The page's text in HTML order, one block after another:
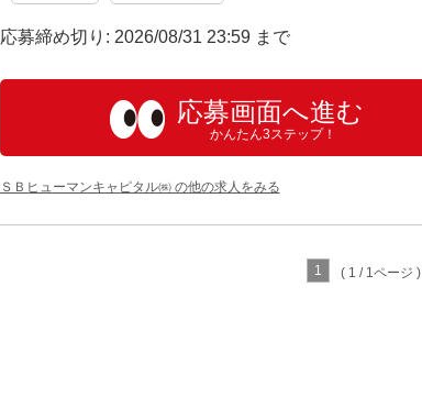
応募締め切り: 2026/08/31 23:59 まで
応募画面へ進む
かんたん3ステップ！
ＳＢヒューマンキャピタル㈱ の他の求人をみる
1 ( 1 / 1ページ )